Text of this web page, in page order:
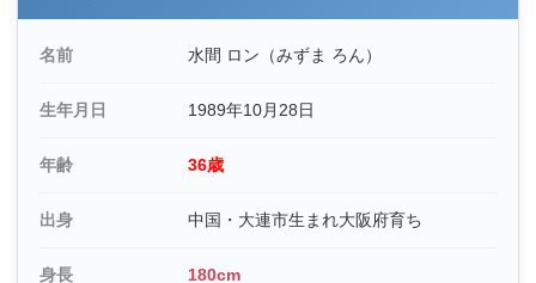
名前 水間 ロン（みずま ろん）
生年月日 1989年10月28日
年齢 36歳
出身 中国・大連市生まれ大阪府育ち
身長 180cm